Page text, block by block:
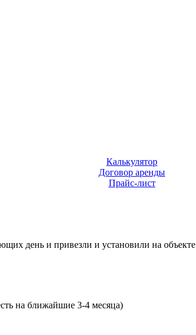
Калькулятор
Договор аренды
Прайс-лист
день и привезли и установили на объекте
на ближайшие 3-4 месяца)